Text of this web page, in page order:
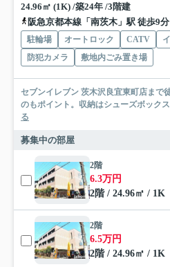
24.96㎡ (1K) /築24年 /3階建
阪急京都本線「南茨木」駅 徒歩9分
駐輪場 オートロック CATV
防犯カメラ
敷地内ごみ置き場
セブンイレブン 茨木沢良宜東町店まで
のもポイント。収納はシューズボック
る
募集中の部屋
2階
6.3万円
2階 / 24.96㎡ / 1K
2階
6.5万円
2階 / 24.96㎡ / 1K